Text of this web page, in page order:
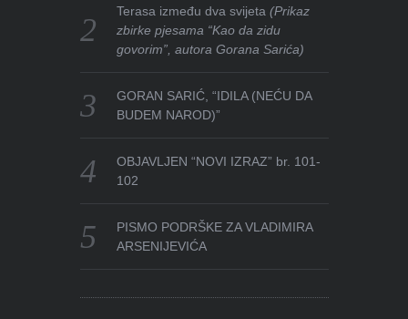
Terasa između dva svijeta(Prikaz
zbirke pjesama “Kao da zidu
govorim”, autora Gorana Sarića)
GORAN SARIĆ, “IDILA (NEĆU DA
BUDEM NAROD)”
OBJAVLJEN “NOVI IZRAZ” br. 101-
102
PISMO PODRŠKE ZA VLADIMIRA
ARSENIJEVIĆA